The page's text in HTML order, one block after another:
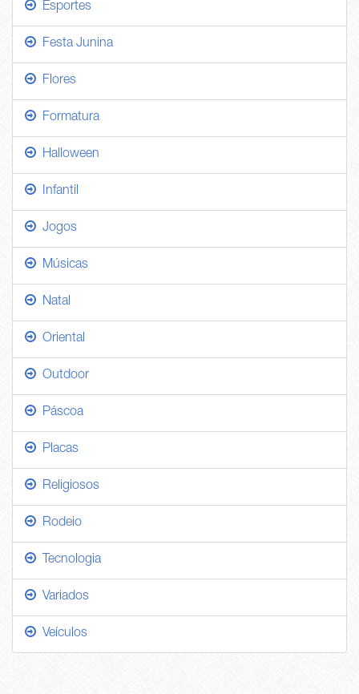
Esportes
Festa Junina
Flores
Formatura
Halloween
Infantil
Jogos
Músicas
Natal
Oriental
Outdoor
Páscoa
Placas
Religiosos
Rodeio
Tecnologia
Variados
Veículos